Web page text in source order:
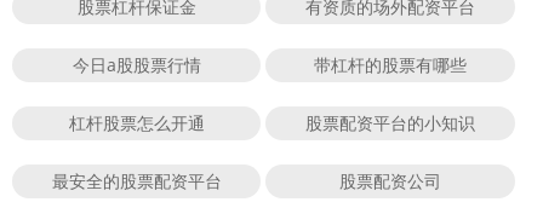
股票杠杆保证金 有资质的场外配资平台
今日a股股票行情 带杠杆的股票有哪些
杠杆股票怎么开通 股票配资平台的小知识
最安全的股票配资平台 股票配资公司